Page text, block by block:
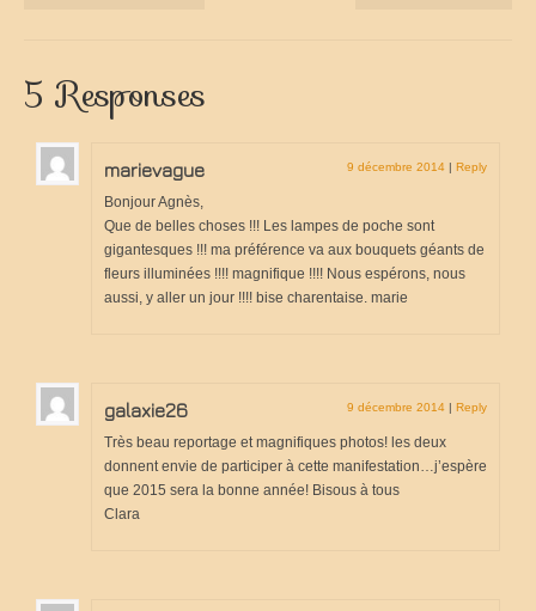
5 Responses
marievague 9 décembre 2014 | Reply
Bonjour Agnès,
Que de belles choses !!! Les lampes de poche sont
gigantesques !!! ma préférence va aux bouquets géants de
fleurs illuminées !!!! magnifique !!!! Nous espérons, nous
aussi, y aller un jour !!!! bise charentaise. marie
galaxie26 9 décembre 2014 | Reply
Très beau reportage et magnifiques photos! les deux
donnent envie de participer à cette manifestation…j’espère
que 2015 sera la bonne année! Bisous à tous
Clara